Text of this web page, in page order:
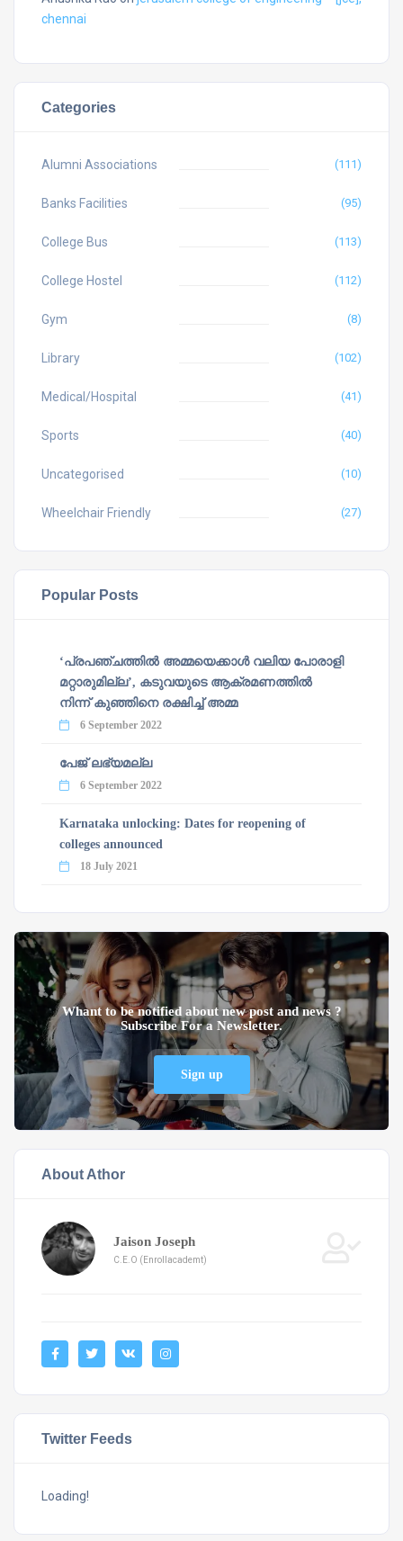
chennai
Categories
Alumni Associations (111)
Banks Facilities (95)
College Bus (113)
College Hostel (112)
Gym (8)
Library (102)
Medical/Hospital (41)
Sports (40)
Uncategorised (10)
Wheelchair Friendly (27)
Popular Posts
‘പ്രപഞ്ചത്തില്‍ അമ്മയെക്കാള്‍ വലിയ പോരാളി
മറ്റാരുമില്ല’, കടുവയുടെ ആക്രമണത്തില്‍
നിന്ന് കുഞ്ഞിനെ രക്ഷിച്ച് അമ്മ
6 September 2022
പേജ് ലഭ്യമല്ല
6 September 2022
Karnataka unlocking: Dates for reopening of
colleges announced
18 July 2021
Whant to be notified about new post and news ?
Subscribe For a Newsletter.
Sign up
About Athor
Jaison Joseph
C.E.O (Enrollacademt)
Twitter Feeds
Loading!